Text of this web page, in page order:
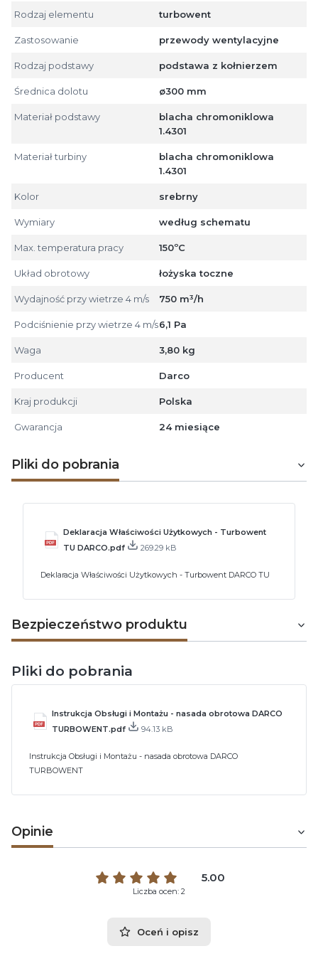
Rodzaj elementu turbowent
Zastosowanie przewody wentylacyjne
Rodzaj podstawy podstawa z kołnierzem
Średnica dolotu ø300 mm
Materiał podstawy
blacha chromoniklowa
1.4301
Materiał turbiny
blacha chromoniklowa
1.4301
Kolor srebrny
Wymiary według schematu
Max. temperatura pracy 150ºC
Układ obrotowy łożyska toczne
Wydajność przy wietrze 4 m/s 750 m³/h
Podciśnienie przy wietrze 4 m/s6,1 Pa
Waga 3,80 kg
Producent Darco
Kraj produkcji Polska
Gwarancja 24 miesiące
Pliki do pobrania
Deklaracja Właściwości Użytkowych - Turbowent
TU DARCO.pdf
269.29 kB
Deklaracja Właściwości Użytkowych - Turbowent DARCO TU
Bezpieczeństwo produktu
Pliki do pobrania
Instrukcja Obsługi i Montażu - nasada obrotowa DARCO
TURBOWENT.pdf
94.13 kB
Instrukcja Obsługi i Montażu - nasada obrotowa DARCO
TURBOWENT
Opinie
5.00
Liczba ocen: 2
Oceń i opisz